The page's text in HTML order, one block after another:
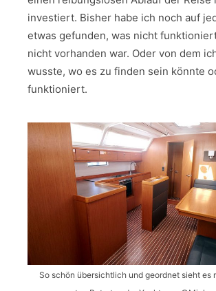
investiert. Bisher habe ich noch auf
etwas gefunden, was nicht
nicht vorhanden war. Oder von dem
wusste, wo es zu finden sein könnte
funktioniert.
So schön übersichtlich und geordnet sieht es